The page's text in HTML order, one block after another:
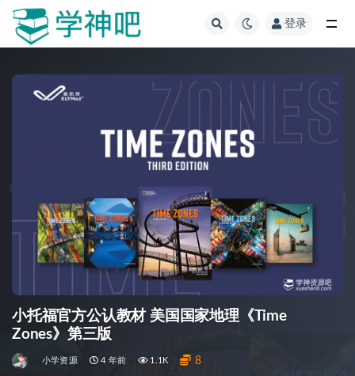
登录
小托福官方公认教材 美国国家地理《Time
Zones》第三版
小学资源 4 年前 1.1K 8